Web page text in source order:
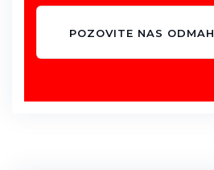
POZOVITE NAS ODMAH